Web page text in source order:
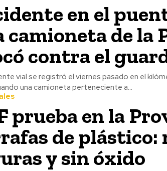
en el
camioneta de la
contra el
vial se registró el viernes pasado en el
una camioneta perteneciente a...
prueba en la
de plástico:
y sin óxido